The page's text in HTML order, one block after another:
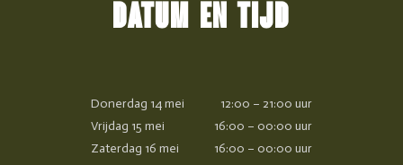
DATUM EN TIJD
Donerdag 14 mei
12:00 – 21:00 uur
Vrijdag 15 mei
16:00 – 00:00 uur
Zaterdag 16 mei
16:00 – 00:00 uur